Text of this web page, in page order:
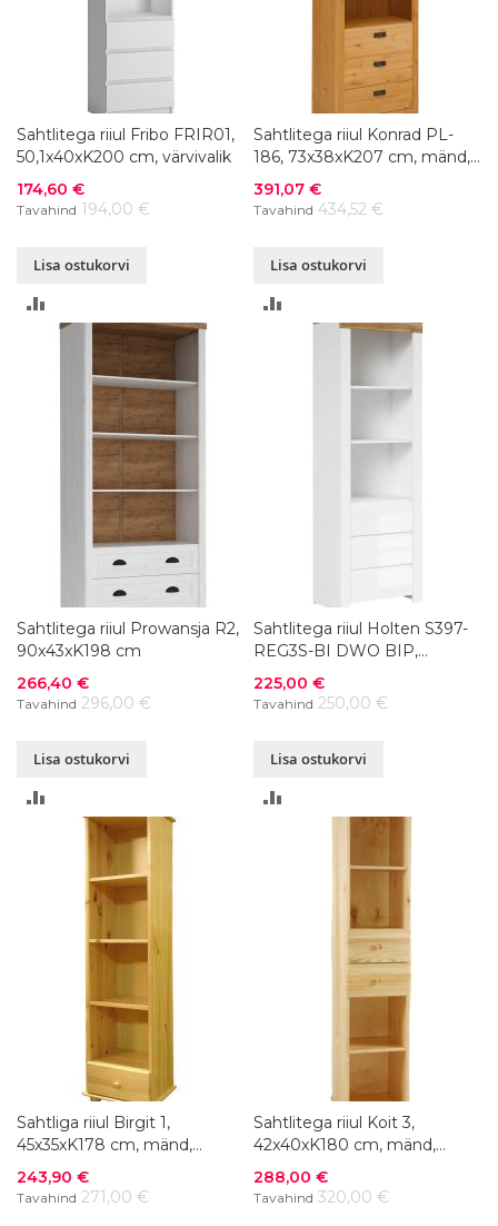
Sahtlitega riiul Fribo FRIR01,
50,1x40xK200 cm, värvivalik
Soodushind
174,60 €
Tavahind 194,00 €
Lisa ostukorvi
VÕRDLUSESSE
Sahtlitega riiul Konrad PL-
186, 73x38xK207 cm, mänd,
värvivalik
Soodushind
391,07 €
Tavahind 434,52 €
Lisa ostukorvi
VÕRDLUSESSE
Sahtlitega riiul Prowansja R2,
90x43xK198 cm
Soodushind
266,40 €
Tavahind 296,00 €
Lisa ostukorvi
VÕRDLUSESSE
Sahtlitega riiul Holten S397-
REG3S-BI DWO BIP,
68x42xK203,5 cm
Soodushind
225,00 €
Tavahind 250,00 €
Lisa ostukorvi
Sahtliga riiul Birgit 1,
45x35xK178 cm, mänd,
värvivalik
Soodushind
243,90 €
Tavahind 271,00 €
Sahtlitega riiul Koit 3,
42x40xK180 cm, mänd,
värvivalik
Soodushind
288,00 €
Tavahind 320,00 €